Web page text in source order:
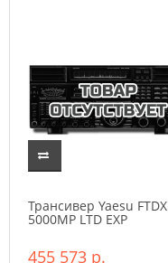
Трансивер Yaesu FTDX
5000MP LTD EXP
455 573 р.